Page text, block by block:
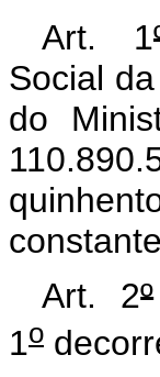
Art. 1
Social
do
Art. 2º
1o